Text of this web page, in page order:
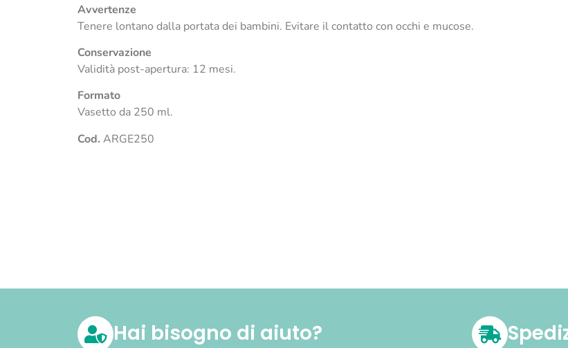
Avvertenze
Tenere lontano dalla portata dei bambini. Evitare il contatto con occhi e mucose.
Conservazione
Validità post-apertura: 12 mesi.
Formato
Vasetto da 250 ml.
Cod. ARGE250
Hai bisogno di aiuto?